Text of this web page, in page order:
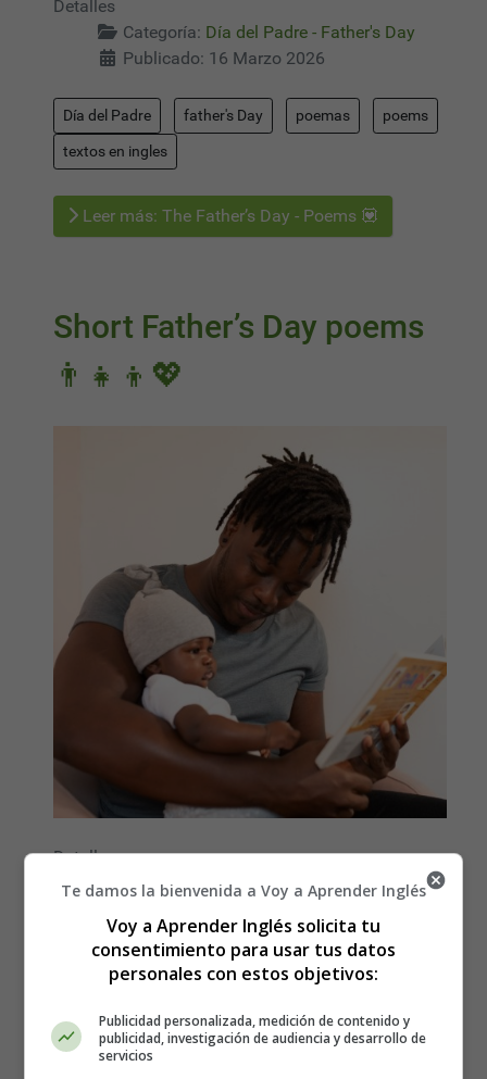
Detalles
Categoría: Día del Padre - Father's Day
Publicado: 16 Marzo 2026
Día del Padre father's Day poemas poems
textos en ingles
Leer más: The Father’s Day - Poems 💟
Short Father’s Day poems
👨‍👧‍👦💖
Detalles
Categoría:Día del Padre - Father's Day
Día del Padre father's Day poemas
Leer más: Short Father’s Day poems 👨‍👧‍👦💖
Te damos la bienvenida a Voy a Aprender Inglés
Voy a Aprender Inglés solicita tu
consentimiento para usar tus datos
personales con estos objetivos:
Publicidad personalizada, medición de contenido y
publicidad, investigación de audiencia y desarrollo de
servicios